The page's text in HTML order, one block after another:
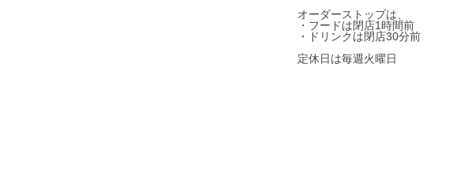
オーダーストップは、
・フードは閉店1時間前
・ドリンクは閉店30分前
定休日は毎週火曜日